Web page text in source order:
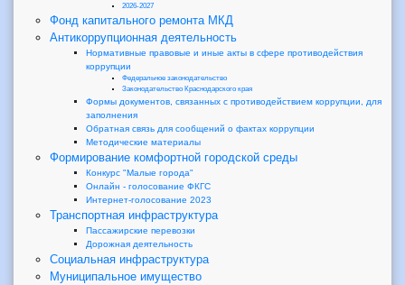
2026-2027
Фонд капитального ремонта МКД
Антикоррупционная деятельность
Нормативные правовые и иные акты в сфере противодействия
коррупции
Федеральное законодательство
Законодательство Краснодарского края
Формы документов, связанных с противодействием коррупции, для
заполнения
Обратная связь для сообщений о фактах коррупции
Методические материалы
Формирование комфортной городской среды
Конкурс "Малые города"
Онлайн - голосование ФКГС
Интернет-голосование 2023
Транспортная инфраструктура
Пассажирские перевозки
Дорожная деятельность
Социальная инфраструктура
Муниципальное имущество